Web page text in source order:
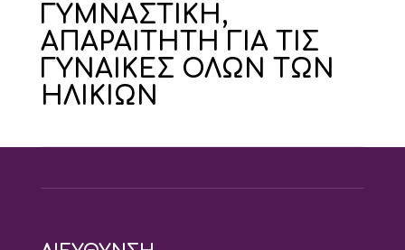
ΓΥΜΝΑΣΤΙΚΗ,
ΑΠΑΡΑΙΤΗΤΗ ΓΙΑ ΤΙΣ
ΓΥΝΑΙΚΕΣ ΟΛΩΝ ΤΩΝ
ΗΛΙΚΙΩΝ